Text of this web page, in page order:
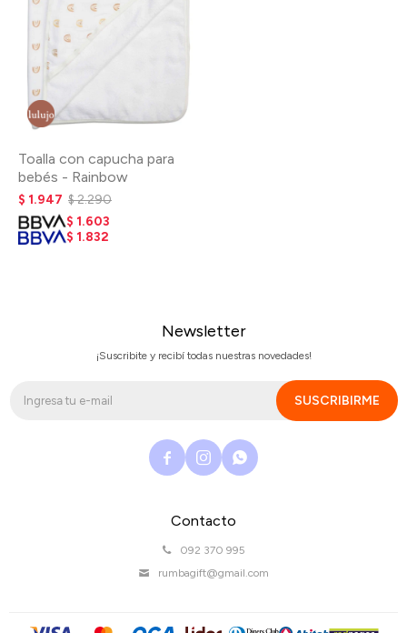
Toalla con capucha para
bebés - Rainbow
$ 1.947 $2.290
$ 1.603
$ 1.832
Contacto
092 370 995
rumbagift@gmail.com
Newsletter
¡Suscribite y recibí todas nuestras novedades!
SUSCRIBIRME
  